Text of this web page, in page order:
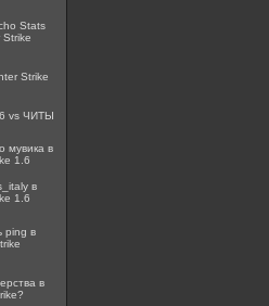
Stats
Strike
Strike
vs ЧИТЫ
мувика в
1.6
в
1.6
ping в
в